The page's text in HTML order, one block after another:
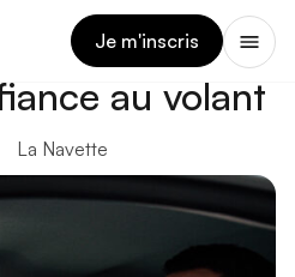
Je m'inscris
pour
au volant
La Navette